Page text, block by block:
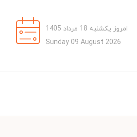
امروز یکشنبه 18 مرداد 1405
Sunday 09 August 2026